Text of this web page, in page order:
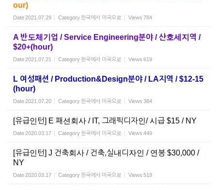
our)
Date2021.07.29 Category 한국에서 미국으로 Views 784
A 반도체기업 / Service Engineering분야 / 산호세지역 /
$20+(hour)
Date2021.07.21 Category 한국에서 미국으로 Views 619
L 여성패션 / Production&Design분야 / LA지역 / $12-15
(hour)
Date2021.07.20 Category 한국에서 미국으로 Views 384
[유급인턴] E 패션회사 / IT, 그래픽디자인/ 시급 $15 / NY
Date2020.03.17 Category 한국에서 미국으로 Views 449
[유급인턴] J 건축회사 / 건축,실내디자인 / 연봉 $30,000 /
NY
Date2020.03.17 Category 한국에서 미국으로 Views 519